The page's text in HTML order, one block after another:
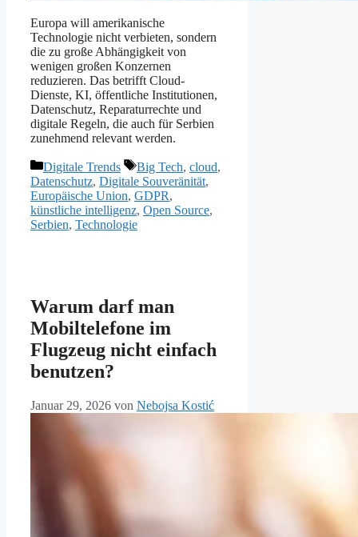
Europa will amerikanische
Technologie nicht verbieten, sondern
die zu große Abhängigkeit von
wenigen großen Konzernen
reduzieren. Das betrifft Cloud-
Dienste, KI, öffentliche Institutionen,
Datenschutz, Reparaturrechte und
digitale Regeln, die auch für Serbien
zunehmend relevant werden.
Kategorien
Digitale Trends Schlagwörter
Big Tech, cloud,
Datenschutz, Digitale Souveränität,
Europäische Union, GDPR,
künstliche intelligenz, Open Source,
Serbien, Technologie
Warum darf man
Mobiltelefone im
Flugzeug nicht einfach
benutzen?
Januar 29, 2026 von Nebojsa Kostić